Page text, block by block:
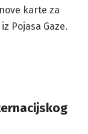
karte za
Pojasa Gaze.